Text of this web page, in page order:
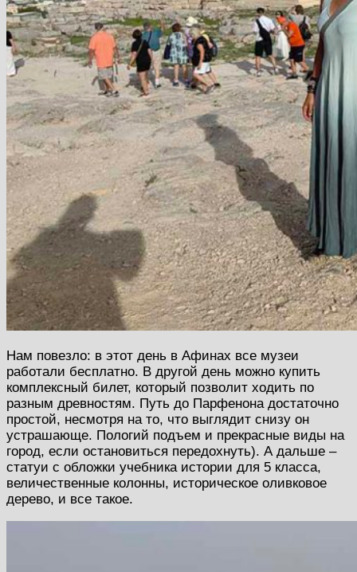
Нам повезло: в этот день в Афинах все музеи
работали бесплатно. В другой день можно купить
комплексный билет, который позволит ходить по
разным древностям. Путь до Парфенона достаточно
простой, несмотря на то, что выглядит снизу он
устрашающе. Пологий подъем и прекрасные виды на
город, если остановиться передохнуть). А дальше –
статуи с обложки учебника истории для 5 класса,
величественные колонны, историческое оливковое
дерево, и все такое.